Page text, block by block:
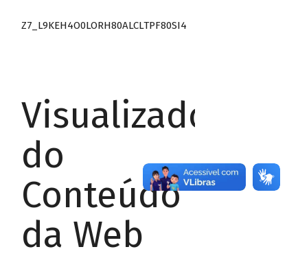
Z7_L9KEH4O0LORH80ALCLTPF80SI4
Visualizador
do
Conteúdo
da Web